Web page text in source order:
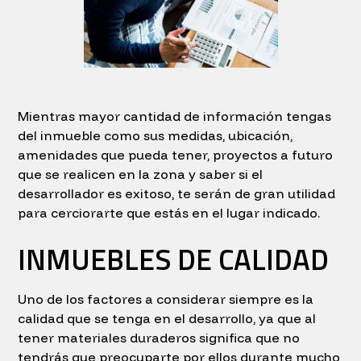
Mientras mayor cantidad de información tengas
del inmueble como sus medidas, ubicación,
amenidades que pueda tener, proyectos a futuro
que se realicen en la zona y saber si el
desarrollador es exitoso, te serán de gran utilidad
para cerciorarte que estás en el lugar indicado.
INMUEBLES DE CALIDAD
Uno de los factores a considerar siempre es la
calidad que se tenga en el desarrollo, ya que al
tener materiales duraderos significa que no
tendrás que preocuparte por ellos durante mucho